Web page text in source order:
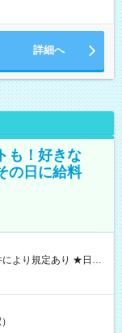
詳細へ
も！好きな
の日に給料
金GET♪ お仕事後はコ
間】試